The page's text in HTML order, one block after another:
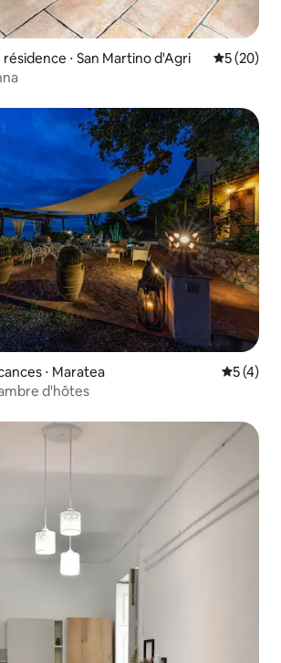
⋅ San Martino d'Agri
5 (20)
⋅ Maratea
5 (4)
d'hôtes